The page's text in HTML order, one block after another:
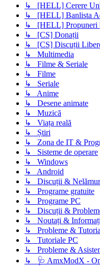
↳ [HELL] Cerere
↳ [HELL] Banlista
↳ [HELL] Propuneri |
↳ [CS] Donații
↳ [CS] Discuții
↳ Multimedia
↳ Filme & Seriale
↳ Filme
↳ Seriale
↳ Anime
↳ Desene animate
↳ Muzică
↳ Viața reală
↳ Știri
↳ Zona de IT &
↳ Sisteme de operare
↳ Windows
↳ Android
↳ Discuții &
↳ Programe gratuite
↳ Programe PC
↳ Discuții &
↳ Noutați &
↳ Probleme &
↳ Tutoriale PC
↳ Probleme &
↳ 🩺 AmxModX -